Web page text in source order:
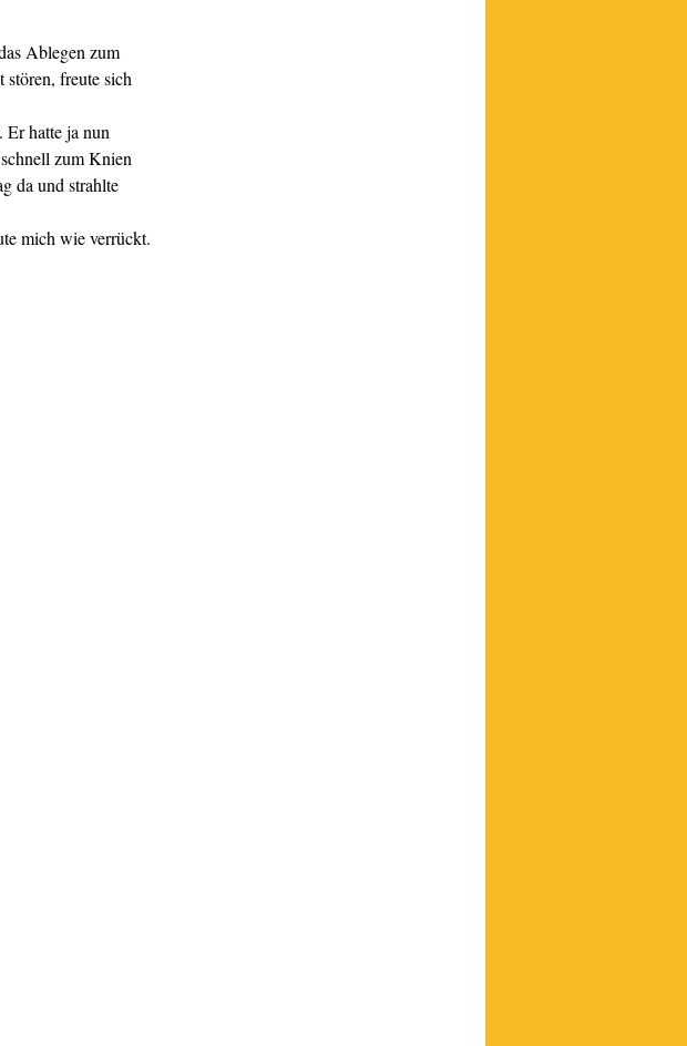
Ablegen zum
freute sich
hatte ja nun
zum Knien
da und strahlte
mich wie verrückt.